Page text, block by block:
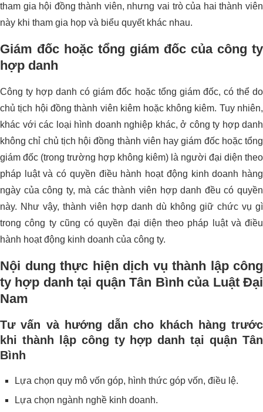
tham gia hội đồng thành viên, nhưng vai trò của hai thành viên
này khi tham gia họp và biểu quyết khác nhau.
Giám đốc hoặc tổng giám đốc của công ty
hợp danh
Công ty hợp danh có giám đốc hoặc tổng giám đốc, có thể do
chủ tịch hội đồng thành viên kiêm hoặc không kiêm. Tuy nhiên,
khác với các loại hình doanh nghiệp khác, ở công ty hợp danh
không chỉ chủ tịch hội đồng thành viên hay giám đốc hoặc tổng
giám đốc (trong trường hợp không kiêm) là người đại diện theo
pháp luật và có quyền điều hành hoạt động kinh doanh hàng
ngày của công ty, mà các thành viên hợp danh đều có quyền
này. Như vậy, thành viên hợp danh dù không giữ chức vụ gì
trong công ty cũng có quyền đại diện theo pháp luật và điều
hành hoạt động kinh doanh của công ty.
Nội dung thực hiện dịch vụ thành lập công
ty hợp danh tại quận Tân Bình của Luật Đại
Nam
Tư vấn và hướng dẫn cho khách hàng trước
khi thành lập công ty hợp danh tại quận Tân
Bình
Lựa chọn quy mô vốn góp, hình thức góp vốn, điều lệ.
Lựa chọn ngành nghề kinh doanh.